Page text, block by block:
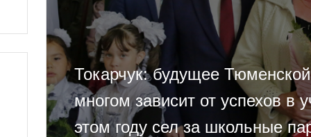
Токарчук: будущее
многом зависит от успехов в
этом году сел за школьные